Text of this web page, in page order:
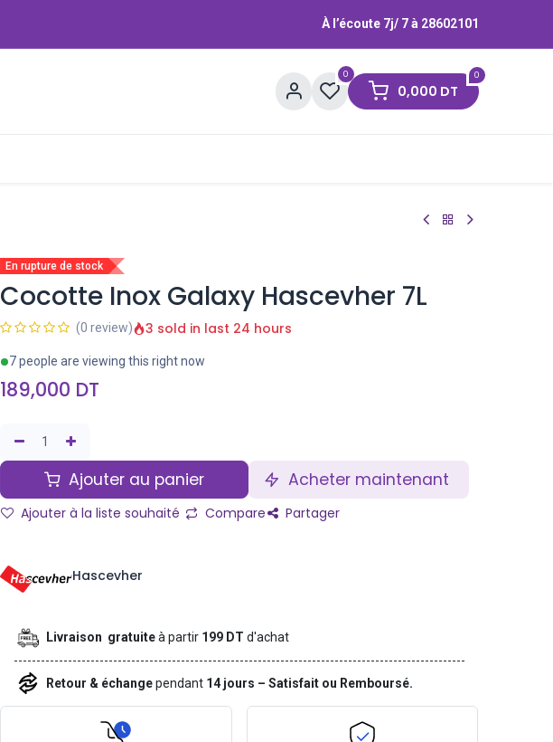
À l’écoute 7j/ 7 à 28602101
0 0
0,000 DT
En rupture de stock
Cocotte Inox Galaxy Hascevher 7L
(0 review) 3 sold in last 24 hours
7 people are viewing this right now
189,000 DT
Ajouter au panier Acheter maintenant
Ajouter à la liste souhaité Compare Partager
Hascevher
Livraison gratuiteà partir 199 DTd'achat
Retour & échangependant 14 jours – Satisfait ou Remboursé.